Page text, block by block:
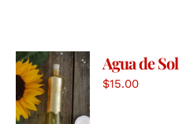
Agua de Sol
$15.00